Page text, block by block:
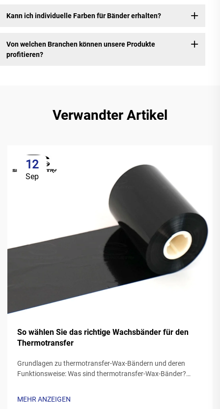
Kann ich individuelle Farben für Bänder erhalten?
Von welchen Branchen können unsere Produkte
profitieren?
Verwandter Artikel
12
Sep
So wählen Sie das richtige Wachsbänder für den
Thermotransfer
Grundlagen zu thermotransfer-Wax-Bändern und deren
Funktionsweise: Was sind thermotransfer-Wax-Bänder?
MEHR ANZEIGEN